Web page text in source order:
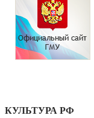
КУЛЬТУРА РФ